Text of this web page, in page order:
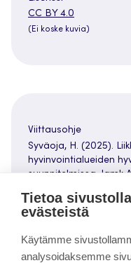
CC BY 4.0
uuteen
(Ei koske kuvia)
Viittausohje
Syväoja, H. (2025).
hyvinvointialueiden
suunnitelmissa. Jamk
Tietoa
evästeistä
Käytämme
analysoidaksemme